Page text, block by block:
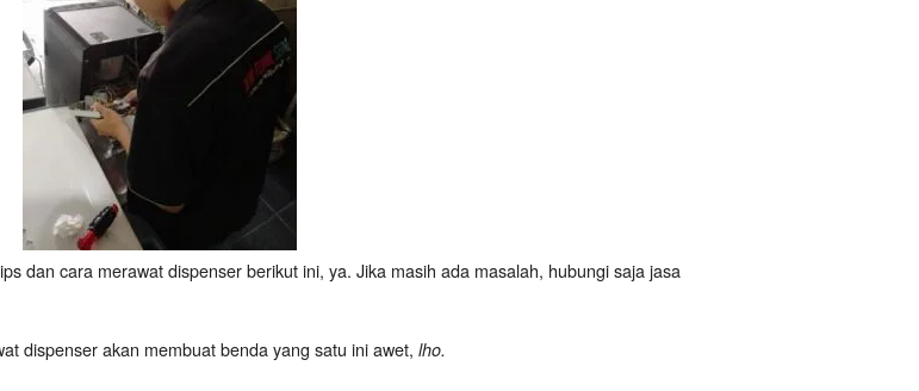
dan cara merawat dispenser berikut ini, ya. Jika masih ada masalah, hubungi saja jasa
dispenser akan membuat benda yang satu ini awet, lho.